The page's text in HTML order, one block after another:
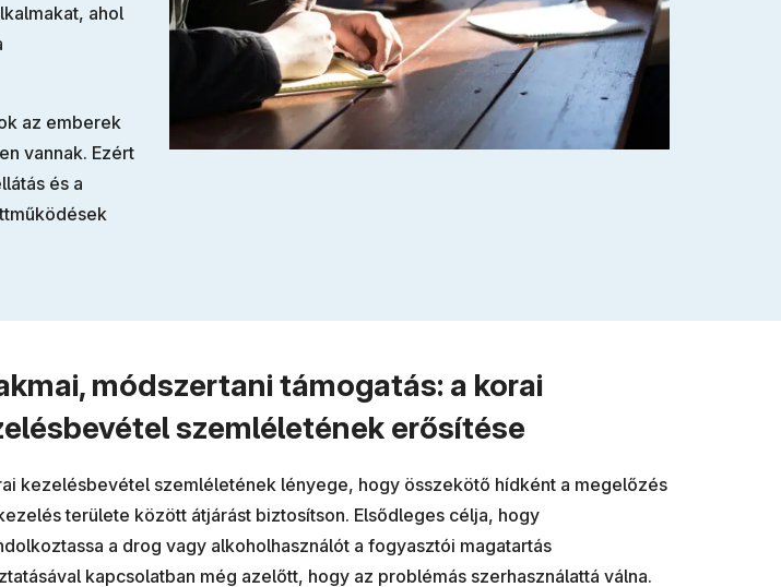
ahol
az emberek
vannak. Ezért
és a
módszertani támogatás: a korai
szemléletének erősítése
kezelésbevétel szemléletének lényege, hogy összekötő hídként a megelőzés
területe között átjárást biztosítson. Elsődleges célja, hogy
a drog vagy alkoholhasználót a fogyasztói magatartás
kapcsolatban még azelőtt, hogy az problémás szerhasználattá válna.